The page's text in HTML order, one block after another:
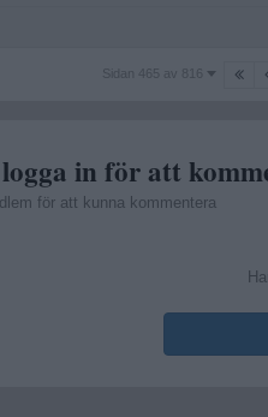
Sidan
Sidan 465 av 816
in för att
för att kunna kommentera